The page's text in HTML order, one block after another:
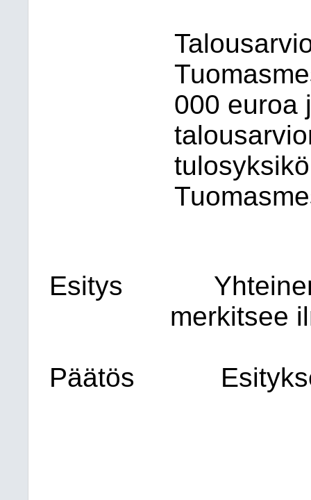
000 euroa
Esitys
merkitsee
Päätös